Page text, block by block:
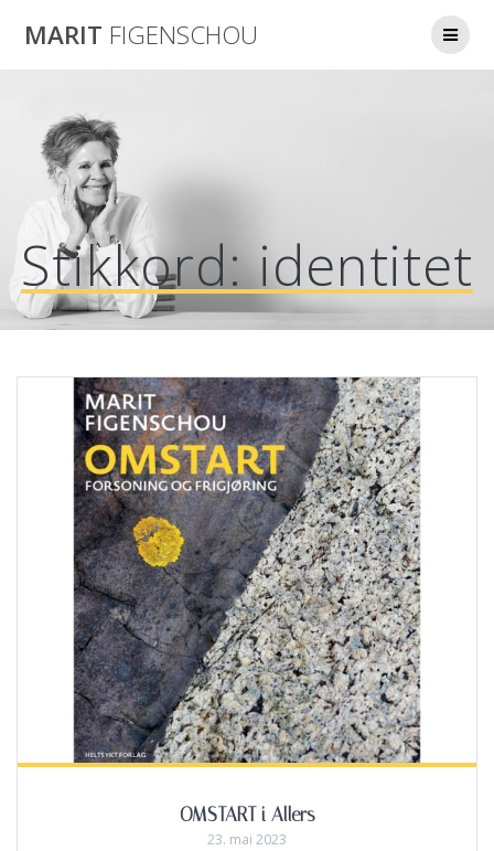
to
MARIT FIGENSCHOU
Stikkord:identitet
OMSTART i Allers
23. mai 2023